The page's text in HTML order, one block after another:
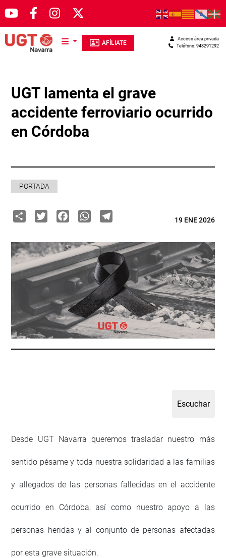
Pasar al contenido principal
AFÍLIATE Teléfono: 948291292
Acceso área privada
UGT lamenta el grave
accidente ferroviario ocurrido
en Córdoba
PORTADA
ShareTwitterFacebook
WhatsApp
Telegram19 ENE 2026
Desde UGT Navarra queremos trasladar nuestro más
sentido pésame y toda nuestra solidaridad a las familias
y allegados de las personas fallecidas en el accidente
ocurrido en Córdoba, así como nuestro apoyo a las
personas heridas y al conjunto de personas afectadas
por esta grave situación.